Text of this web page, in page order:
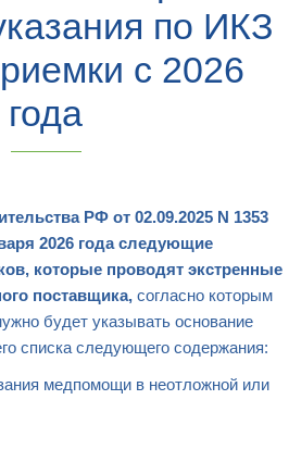
по ИКЗ
с 2026
года
РФ от 02.09.2025 N 1353
2026 года следующие
которые проводят экстренные
поставщика, согласно которым
будет указывать основание
списка следующего содержания:
медпомощи в неотложной или